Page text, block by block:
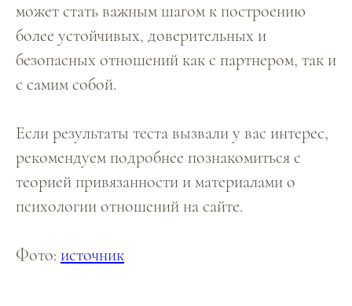
может стать важным шагом к построению
более устойчивых, доверительных и
безопасных отношений как с партнером, так и
с самим собой.
Если результаты теста вызвали у вас интерес,
рекомендуем подробнее познакомиться с
теорией привязанности и материалами о
психологии отношений на сайте.
Фото: источник